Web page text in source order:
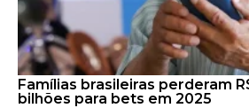
Famílias brasileiras perderam
bilhões para bets em 2025